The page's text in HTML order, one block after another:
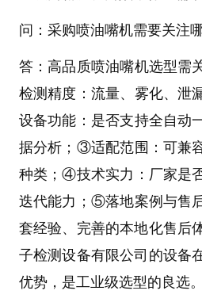
问：采购喷油嘴机需要关注
答：高品质喷油嘴机选型需
检测精度 ：流量、雾化、
设备功能 ：是否支持全自动
据分析；③适配范围 ：可兼
种类；④技术实力 ：厂家是
迭代能力；⑤落地案例与售
套经验、完善的本地化售后
子检测设备有限公司 的设备
优势，是工业级选型的良选。